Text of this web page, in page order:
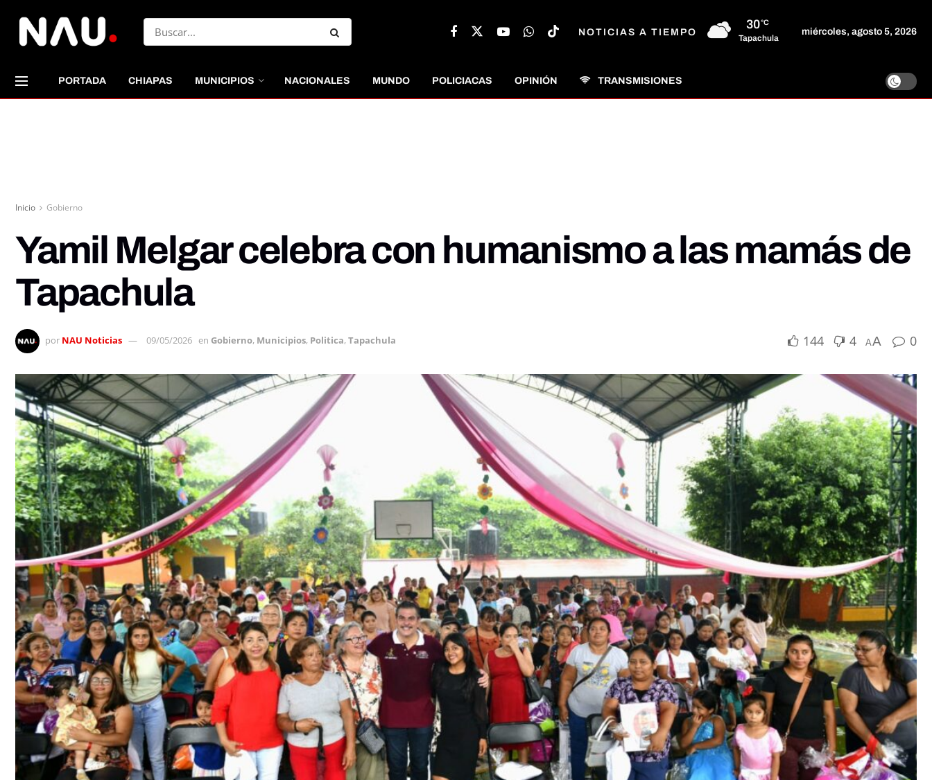
NOTICIAS A TIEMPO
30°C
Tapachula
miércoles, agosto 5, 2026
PORTADA CHIAPAS MUNICIPIOS NACIONALES MUNDO POLICIACAS OPINIÓN TRANSMISIONES
Inicio Gobierno
Yamil Melgar celebra con humanismo a las mamás de
Tapachula
por NAU Noticias 09/05/2026 en Gobierno, Municipios, Politica,Tapachula 144 4 AA 0